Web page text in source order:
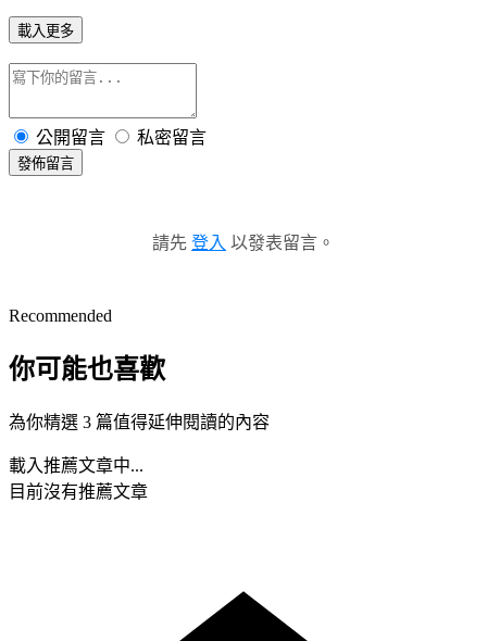
載入更多
公開留言 私密留言
發佈留言
請先 登入 以發表留言。
Recommended
你可能也喜歡
為你精選 3 篇值得延伸閱讀的內容
載入推薦文章中...
目前沒有推薦文章